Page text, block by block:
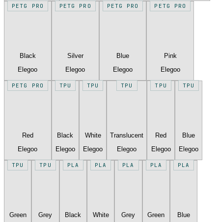
PETG PRO
Black
Elegoo
PETG PRO
Silver
Elegoo
PETG PRO
Blue
Elegoo
PETG PRO
Pink
Elegoo
PETG PRO
Red
Elegoo
TPU
Black
Elegoo
TPU
White
Elegoo
TPU
Translucent
Elegoo
TPU
Red
Elegoo
TPU
Blue
Elegoo
TPU
Green
TPU
Grey
PLA
Black
PLA
White
PLA
Grey
PLA
Green
PLA
Blue